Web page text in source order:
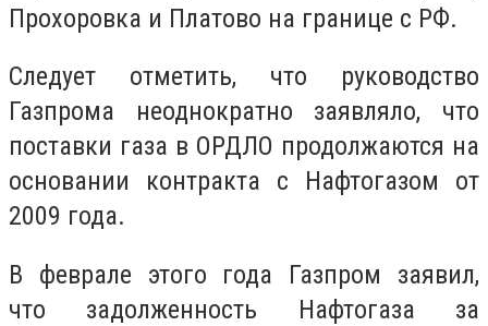
Прохоровка и Платово на границе с РФ.
Следует отметить, что руководство
Газпрома неоднократно заявляло, что
поставки газа в ОРДЛО продолжаются на
основании контракта с Нафтогазом от
2009 года.
В феврале этого года Газпром заявил,
что задолженность Нафтогаза за